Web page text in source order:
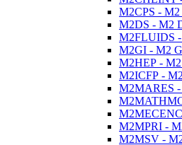
M2CPS - M2
M2DS - M2
M2FLUIDS -
M2GI - M2
M2HEP - M2
M2ICFP -
M2MARES -
M2MPRI -
M2MSV -